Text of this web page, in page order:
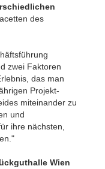
des
zwei Faktoren
das man
Projekt-
miteinander zu
und
ihre nächsten,
Wien